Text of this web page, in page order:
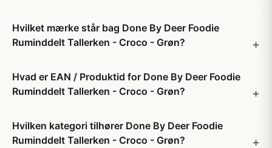
Hvilket mærke står bag Done By Deer Foodie
Ruminddelt Tallerken - Croco - Grøn?
Hvad er EAN / Produktid for Done By Deer Foodie
Ruminddelt Tallerken - Croco - Grøn?
Hvilken kategori tilhører Done By Deer Foodie
Ruminddelt Tallerken - Croco - Grøn?